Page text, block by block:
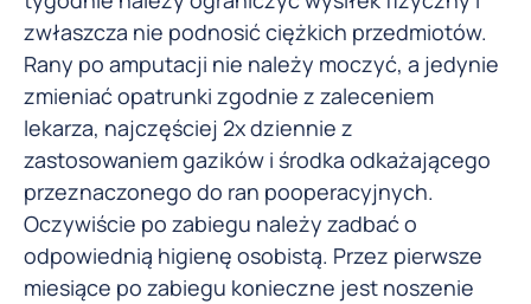
zwłaszcza nie podnosić ciężkich przedmiotów.
Rany po amputacji nie należy moczyć, a jedynie
zmieniać opatrunki zgodnie z zaleceniem
lekarza, najczęściej 2x dziennie z
zastosowaniem gazików i środka odkażającego
przeznaczonego do ran pooperacyjnych.
Oczywiście po zabiegu należy zadbać o
odpowiednią higienę osobistą. Przez pierwsze
miesiące po zabiegu konieczne jest noszenie